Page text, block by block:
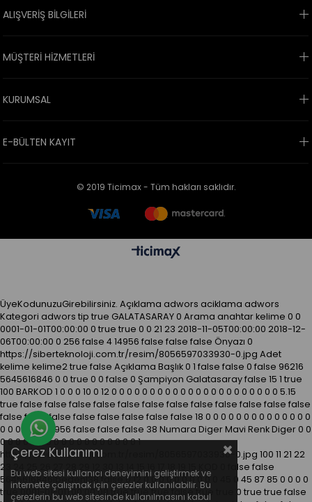
ALIŞVERİŞ BİLGİLERİ
MÜŞTERİ HİZMETLERİ
KURUMSAL
E-BÜLTEN KAYIT
© 2019 Ticimax - Tüm hakları saklıdır.
Whatsapp Destek Hattı
ÜyeKodunuzuGirebilirsiniz. Açıklama adwors aciklama adwors
Kategori adwors tip true GALATASARAY0 Arama anahtar kelime 0 0
0001-01-01T00:00:00 0 true true 0 0 21 23 2018-11-05T00:00:00 2018-12-
06T00:00:00 0 256 false 414956 false false false Önyazı 0
https://siberteknoloji.com.tr/resim/8056597033930-0.jpg Adet
kelime kelime2true false Açıklama Başlık0 1 false false 0 false 96216
5645616846 0 0 true 0 0 false 0 Şampiyon Galatasarayfalse 15 1 true
100 BARKOD 1 0 0 0 10 0 120 0 0 0 0 0 0 0 0 0 0 0 0 0 0 0 0 0 0 0 0 0 5.15
true false false false false false false false false false false false false
false falsefalse false false false false false 18 0 0 0 0 0 0 0 0 0 0 0 0 0 0
0 0 0 0014956 false false false 38 Numara DigerMavi RenkDiger0 0
00000 00000000000001
https://siberteknoloji.com.tr/resim/8056597033930-0.jpg 100 11 21 22
23
false false
5645616846|beden|38false0 12 0 00 000 00 0 0 45 87 85 0 0 0 0
true 0001-01-01T00:00:00 true truetrue false true 0 true true false
Çerez Kullanımı
Bu web sitesi kullanıcı deneyimini geliştirmek ve
internette çalışmak için çerezler kullanılabilir. Bu
çerezlerin bu web sitesinde kullanılmasını kabul